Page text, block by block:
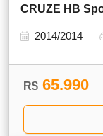
CRUZE HB
2014/2014
R$ 65.990